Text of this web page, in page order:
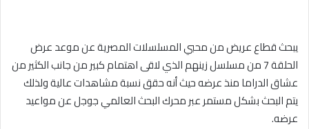
يبحث قطاع عريض من محبي المسلسلات المصرية عن موعد عرض
الحلقة 7 من مسلسل زينهم الذي لاقى اهتمام كبير من جانب الكثير من
عشاق الدراما منذ عرضه حيث أنه حقق نسبة مشاهدات عالية ولذلك
يتم البحث بشكل مستمر عبر محرك البحث العالمي جوجل عن مواعيد
عرضه.